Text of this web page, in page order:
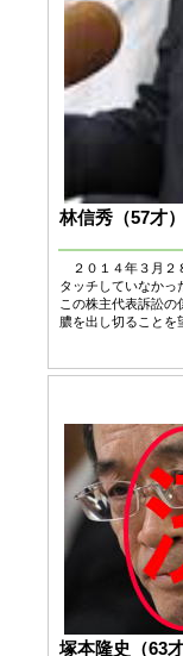
林信秀（57才
２０１４年３月２
タッチしていなかっ
この株主代表訴訟
膿を出し切ることを
塚本隆史（63